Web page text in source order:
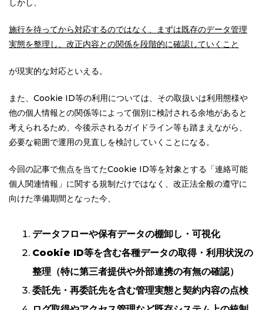
しかし、
施行を待ってから対応するのではなく、まずは既存のデータ管理
実態を整理し、改正内容との関係を段階的に確認していくこと
が現実的な対応といえる。
また、Cookie ID等の利用については、その取扱いは利用態様や
他の個人情報との関係等によって個別に検討される余地があると
考えられるため、今後示されるガイドライン等も踏まえながら、
必要な範囲で運用の見直しを検討していくことになる。
今回の記事で焦点を当てたCookie ID等を対象とする「連絡可能
個人関連情報」に関する規制だけではなく、改正法全般の遵守に
向けた準備期間となった今、
データフローや保有データの棚卸し・可視化
Cookie ID等を含む各種データの取得・利用状況の
整理（特に第三者提供や外部連携の有無の確認）
委託先・再委託先を含む管理実態と契約内容の点検